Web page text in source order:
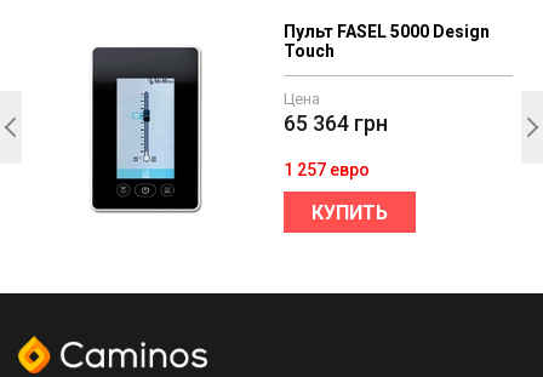
Пульт FASEL 5000 Design
Touch
Цена
65 364 грн
1 257 евро
КУПИТЬ